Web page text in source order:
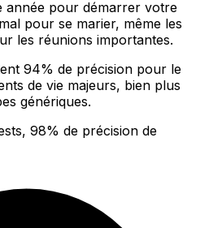
année pour démarrer votre
pour se marier, même les
les réunions importantes.
94% de précision pour le
de vie majeurs, bien plus
génériques.
98% de précision de